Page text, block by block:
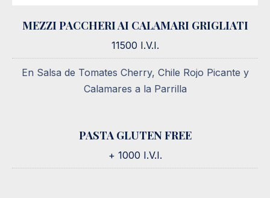
11500 I.V.I.
MEZZI PACCHERI AI CALAMARI GRIGLIATI
11500 I.V.I.
En Salsa de Tomates Cherry, Chile Rojo Picante y
Calamares a la Parrilla
PASTA GLUTEN FREE
+ 1000 I.V.I.